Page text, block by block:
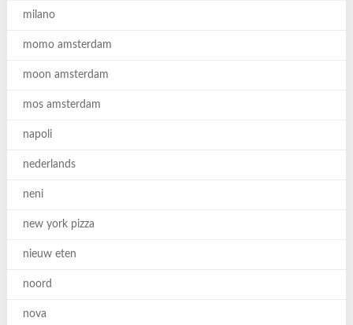
milano
momo amsterdam
moon amsterdam
mos amsterdam
napoli
nederlands
neni
new york pizza
nieuw eten
noord
nova